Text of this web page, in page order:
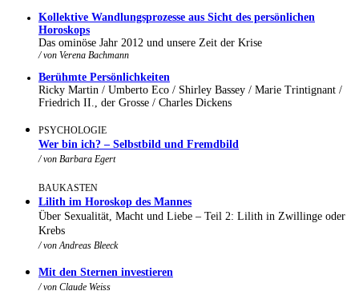
Kollektive Wandlungsprozesse aus Sicht des persönlichen
Horoskops
Das ominöse Jahr 2012 und unsere Zeit der Krise
/ von Verena Bachmann
Berühmte Persönlichkeiten
Ricky Martin / Umberto Eco / Shirley Bassey / Marie Trintignant /
Friedrich II., der Grosse / Charles Dickens
PSYCHOLOGIE
Wer bin ich? – Selbstbild und Fremdbild
/ von Barbara Egert
BAUKASTEN
Lilith im Horoskop des Mannes
Über Sexualität, Macht und Liebe – Teil 2: Lilith in Zwillinge oder
Krebs
/ von Andreas Bleeck
Mit den Sternen investieren
/ von Claude Weiss